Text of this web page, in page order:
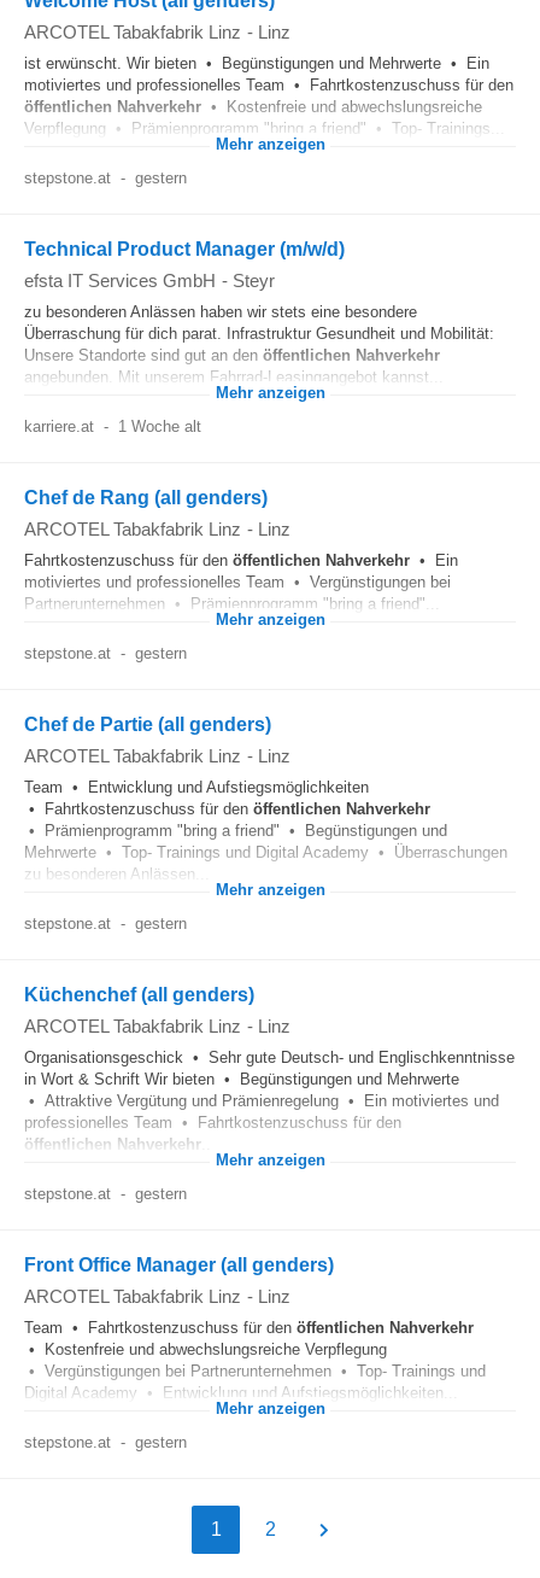
ARCOTEL Tabakfabrik Linz - Linz
ist erwünscht. Wir bieten • Begünstigungen und Mehrwerte • Ein
motiviertes und professionelles Team • Fahrtkostenzuschuss für den
öffentlichen Nahverkehr • Kostenfreie und abwechslungsreiche
Verpflegung • Prämienprogramm "bring a friend" • Top- Trainings...
Mehr anzeigen
stepstone.at - gestern
Technical Product Manager (m/w/d)
efsta IT Services GmbH - Steyr
zu besonderen Anlässen haben wir stets eine besondere
Überraschung für dich parat. Infrastruktur Gesundheit und Mobilität:
Unsere Standorte sind gut an den öffentlichen Nahverkehr
angebunden. Mit unserem Fahrrad-Leasingangebot kannst...
Mehr anzeigen
karriere.at - 1 Woche alt
Chef de Rang (all genders)
ARCOTEL Tabakfabrik Linz - Linz
Fahrtkostenzuschuss für den öffentlichen Nahverkehr • Ein
motiviertes und professionelles Team • Vergünstigungen bei
Partnerunternehmen • Prämienprogramm "bring a friend"...
Mehr anzeigen
stepstone.at - gestern
Chef de Partie (all genders)
ARCOTEL Tabakfabrik Linz - Linz
Team • Entwicklung und Aufstiegsmöglichkeiten
• Fahrtkostenzuschuss für den öffentlichen Nahverkehr
• Prämienprogramm "bring a friend" • Begünstigungen und
Mehrwerte • Top- Trainings und Digital Academy • Überraschungen
zu besonderen Anlässen...
Mehr anzeigen
stepstone.at - gestern
Küchenchef (all genders)
ARCOTEL Tabakfabrik Linz - Linz
Organisationsgeschick • Sehr gute Deutsch- und Englischkenntnisse
in Wort & Schrift Wir bieten • Begünstigungen und Mehrwerte
• Attraktive Vergütung und Prämienregelung • Ein motiviertes und
professionelles Team • Fahrtkostenzuschuss für den
öffentlichen Nahverkehr
Mehr anzeigen
stepstone.at - gestern
Front Office Manager (all genders)
ARCOTEL Tabakfabrik Linz - Linz
Team • Fahrtkostenzuschuss für den öffentlichen Nahverkehr
• Kostenfreie und abwechslungsreiche Verpflegung
• Vergünstigungen bei Partnerunternehmen • Top- Trainings und
Digital Academy • Entwicklung und Aufstiegsmöglichkeiten...
Mehr anzeigen
stepstone.at - gestern
1 2